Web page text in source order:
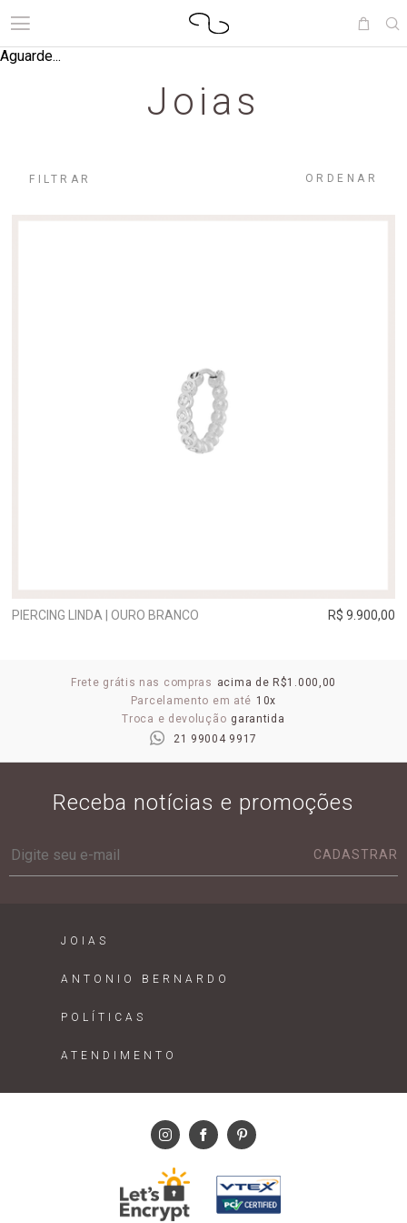
Aguarde...
Joias
FILTRAR ORDENAR
PIERCING LINDA | OURO BRANCO R$ 9.900,00
Frete grátis nas compras acima de R$1.000,00
Parcelamento em até 10x
Troca e devolução garantida
21 99004 9917
Receba notícias e promoções
CADASTRAR
JOIAS
ANTONIO BERNARDO
POLÍTICAS
ATENDIMENTO